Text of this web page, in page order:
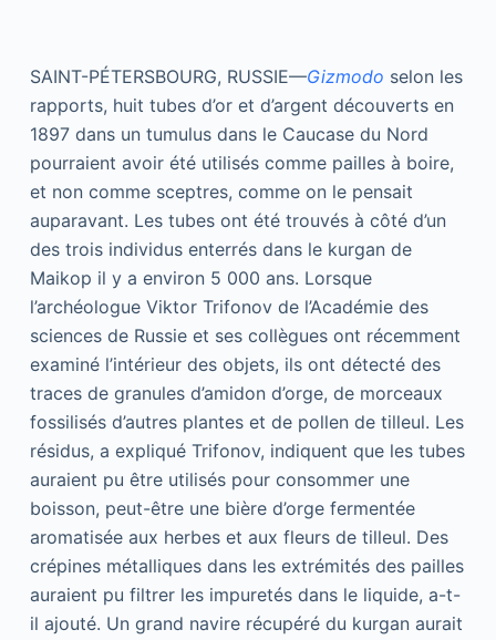
SAINT-PÉTERSBOURG, RUSSIE—Gizmodo selon les
rapports, huit tubes d’or et d’argent découverts en
1897 dans un tumulus dans le Caucase du Nord
pourraient avoir été utilisés comme pailles à boire,
et non comme sceptres, comme on le pensait
auparavant. Les tubes ont été trouvés à côté d’un
des trois individus enterrés dans le kurgan de
Maikop il y a environ 5 000 ans. Lorsque
l’archéologue Viktor Trifonov de l’Académie des
sciences de Russie et ses collègues ont récemment
examiné l’intérieur des objets, ils ont détecté des
traces de granules d’amidon d’orge, de morceaux
fossilisés d’autres plantes et de pollen de tilleul. Les
résidus, a expliqué Trifonov, indiquent que les tubes
auraient pu être utilisés pour consommer une
boisson, peut-être une bière d’orge fermentée
aromatisée aux herbes et aux fleurs de tilleul. Des
crépines métalliques dans les extrémités des pailles
auraient pu filtrer les impuretés dans le liquide, a-t-
il ajouté. Un grand navire récupéré du kurgan aurait